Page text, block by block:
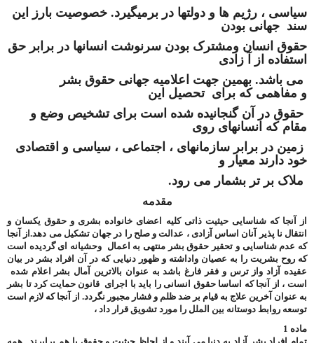
سیاسی ، رژیم ها و دولتها در بر میگیرد. خصوصیت بارز این
سند جهانی بودن
حقوق انسان ومشترک بودن سرنوشت انسانها در برابر حق
استفاده از آ زادی
می باشد. بهمین جهت اعلامیه جهانی حقوق بشر
و مفاهمیکه برای تحصیل این
حقوق در آن گنجانیده شده است برای تشخیص وضع و
مقام که انسانهای روی
زمین در برابر سازمانهای ، اجتماعی ، سیاسی و اقتصادی
خود دارند معیار و
ملاک برتر بشمار می رود.
مقدمه
از آنجا که شناسایی حیثیت ذاتی کلیه اعضای خانواده بشری و حقوق یکسان و
انتقال نا پذیر آنان اساس آزادی ، عدالت و صلح را در جهان تشکیل می دهد.از آنجا
که عدم شناسایی و تحقیر حقوق بشر منتهی به اعمال وحشیانه ای گردیده است
که روح بشریت را به عصیان واداشته و ظهور دنیایی که در آن افراد بشر در بیان
عقیده آزاد واز ترس و فقر فارغ باشد به عنوان بالاترین آمال بشر اعلام شده
است ، از آنجا که اساسا حقوق انسانی را باید با اجرای قانون حمایت کرد تا بشر
به عنوان آخرین علاج به قیام بر ضد ظلم و فشار مجبور نگردد. از آنجا که لازم است
توسعه روابط دوستانه بین الملل را مورد تشویق قرار داد ،
ماده 1